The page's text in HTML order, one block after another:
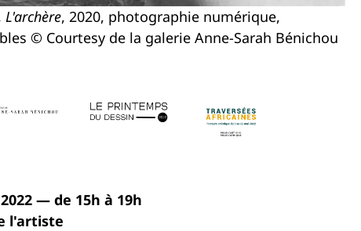
L'archère, 2020, photographie numérique,
© Courtesy de la galerie Anne-Sarah Bénichou
— de 15h à 19h
l'artiste